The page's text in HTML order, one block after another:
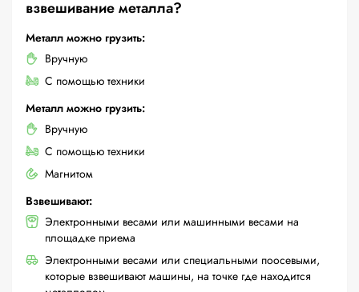
взвешивание металла?
Металл можно грузить:
Вручную
С помощью техники
Металл можно грузить:
Вручную
С помощью техники
Магнитом
Взвешивают:
Электронными весами или машинными весами на
площадке приема
Электронными весами или специальными поосевыми,
которые взвешивают машины, на точке где находится